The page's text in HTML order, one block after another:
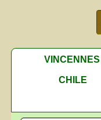
VINCENNES
CHILE